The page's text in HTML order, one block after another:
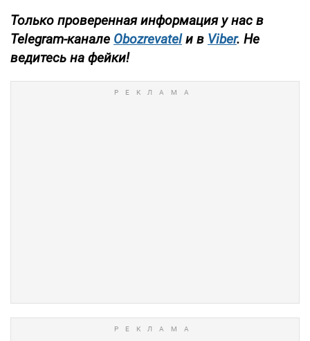
Только проверенная информация у нас в
Telegram-канале Obozrevatel и в Viber. Не
ведитесь на фейки!